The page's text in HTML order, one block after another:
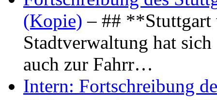
(Kopie) – ## **Stuttgart
Stadtverwaltung hat
auch zur Fahrr…
Intern: Fortschreibung